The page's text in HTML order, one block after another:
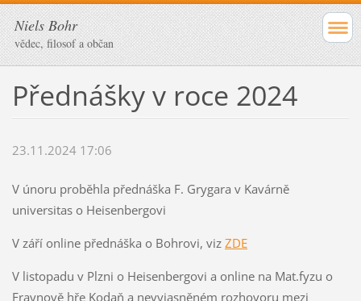
Niels Bohr
vědec, filosof a občan
Přednášky v roce 2024
23.11.2024 17:06
V únoru proběhla přednáška F. Grygara v Kavárně
universitas o Heisenbergovi
V září online přednáška o Bohrovi, viz ZDE
V listopadu v Plzni o Heisenbergovi a online na Mat.fyzu o
Fraynově hře Kodaň a nevyjasněném rozhovoru mezi